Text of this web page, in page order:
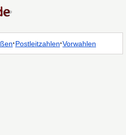
·Postleitzahlen·Vorwahlen